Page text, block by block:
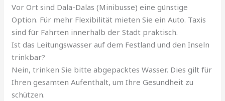
Vor Ort sind Dala-Dalas (Minibusse) eine günstige
Option. Für mehr Flexibilität mieten Sie ein Auto. Taxis
sind für Fahrten innerhalb der Stadt praktisch.
Ist das Leitungswasser auf dem Festland und den Inseln
trinkbar?
Nein, trinken Sie bitte abgepacktes Wasser. Dies gilt für
Ihren gesamten Aufenthalt, um Ihre Gesundheit zu
schützen.